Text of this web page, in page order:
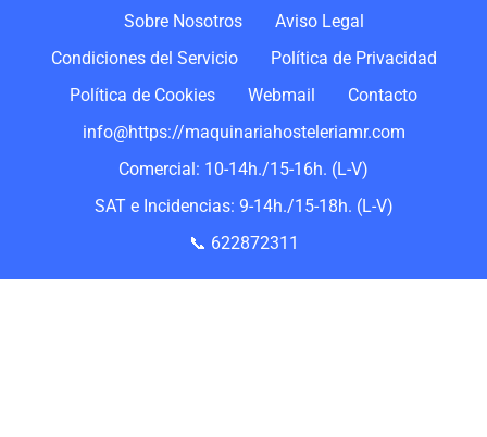
Sobre Nosotros
Aviso Legal
Condiciones del Servicio
Política de Privacidad
Política de Cookies
Webmail
Contacto
info@https://maquinariahosteleriamr.com
Comercial: 10-14h./15-16h. (L-V)
SAT e Incidencias: 9-14h./15-18h. (L-V)
📞 622872311